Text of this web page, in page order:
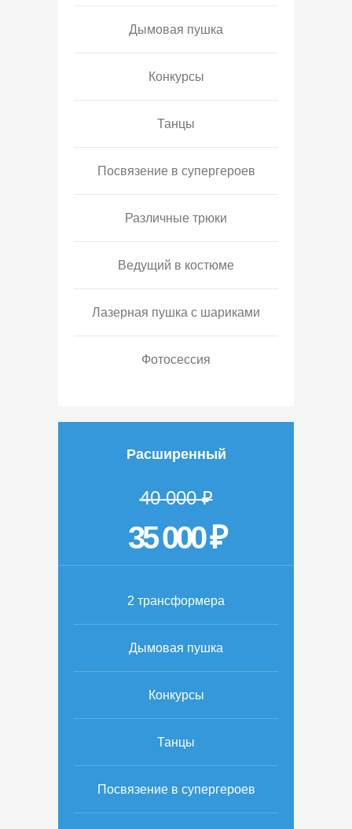
Дымовая пушка
Конкурсы
Танцы
Посвязение в супергероев
Различные трюки
Ведущий в костюме
Лазерная пушка с шариками
Фотосессия
Расширенный
40 000 ₽
35 000 ₽
2 трансформера
Дымовая пушка
Конкурсы
Танцы
Посвязение в супергероев